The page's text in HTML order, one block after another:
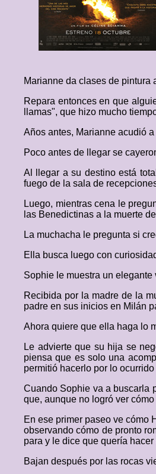
Marianne da clases de pintura
Repara entonces en que
llamas", que hizo mucho
Años antes, Marianne acudió
Poco antes de llegar se
Al llegar a su destino está
fuego de la sala de
Luego, mientras cena le
las Benedictinas a la muerte
La muchacha le pregunta si
Ella busca luego con
Sophie le muestra un
Recibida por la madre de la
padre en sus inicios en Milán
Ahora quiere que ella haga lo
Le advierte que su hija se
piensa que es solo una
permitió hacerlo por lo
Cuando Sophie va a buscarla
que, aunque no logró ver
En ese primer paseo ve cómo
observando cómo de pronto
para y le dice que quería
Bajan después por las rocas